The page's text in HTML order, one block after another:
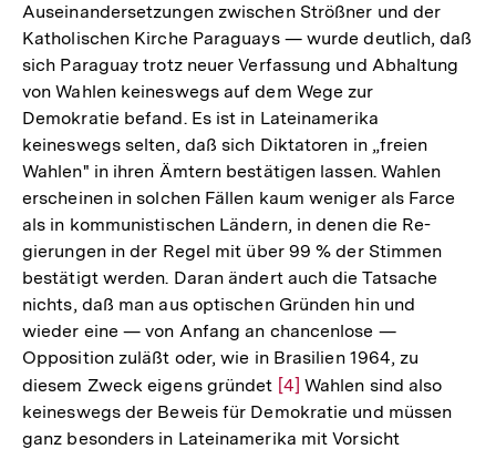
Auseinandersetzungen zwischen Strößner und der
Katholischen Kirche Paraguays — wurde deutlich, daß
sich Paraguay trotz neuer Verfassung und Abhaltung
von Wahlen keineswegs auf dem Wege zur
Demokratie befand. Es ist in Lateinamerika
keineswegs selten, daß sich Diktatoren in „freien
Wahlen" in ihren Ämtern bestätigen lassen. Wahlen
erscheinen in solchen Fällen kaum weniger als Farce
als in kommunistischen Ländern, in denen die Re-
gierungen in der Regel mit über 99 % der Stimmen
bestätigt werden. Daran ändert auch die Tatsache
nichts, daß man aus optischen Gründen hin und
wieder eine — von Anfang an chancenlose —
Opposition zuläßt oder, wie in Brasilien 1964, zu
diesem Zweck eigens gründet Zur
Auflösung
der
[4] Wahlen sind also
keineswegs der Beweis für Demokratie und müssen
ganz besonders in Lateinamerika mit Vorsicht